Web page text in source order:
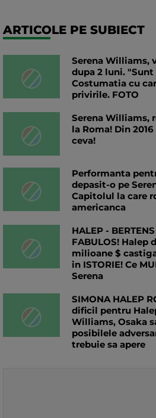
ARTICOLE PE SUBIECT
Serena Williams,
dupa 2 luni.
Costumatia cu
privirile. FOTO
Serena Williams,
la Roma! Din
ceva!
Performanta
depasit-o pe
Capitolul la care
americanca
HALEP -
FABULOS! Halep
milioane $
in ISTORIE! Ce
Serena
SIMONA HALEP
dificil pentru
Williams, Osaka
posibilele
trebuie sa apere